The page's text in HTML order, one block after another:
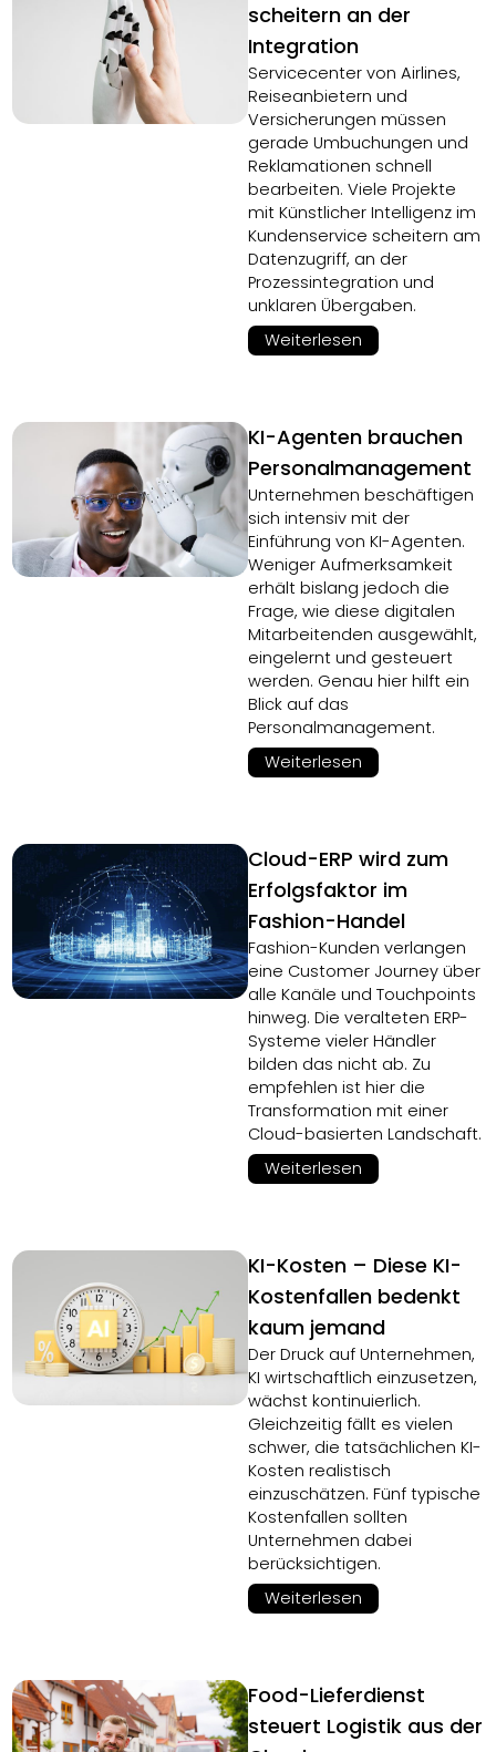
scheitern an der
Integration
Servicecenter von Airlines,
Reiseanbietern und
Versicherungen müssen
gerade Umbuchungen und
Reklamationen schnell
bearbeiten. Viele Projekte
mit Künstlicher Intelligenz im
Kundenservice scheitern am
Datenzugriff, an der
Prozessintegration und
unklaren Übergaben.
Weiterlesen
KI-Agenten brauchen
Personalmanagement
Unternehmen beschäftigen
sich intensiv mit der
Einführung von KI-Agenten.
Weniger Aufmerksamkeit
erhält bislang jedoch die
Frage, wie diese digitalen
Mitarbeitenden ausgewählt,
eingelernt und gesteuert
werden. Genau hier hilft ein
Blick auf das
Personalmanagement.
Weiterlesen
Cloud-ERP wird zum
Erfolgsfaktor im
Fashion-Handel
Fashion-Kunden verlangen
eine Customer Journey über
alle Kanäle und Touchpoints
hinweg. Die veralteten ERP-
Systeme vieler Händler
bilden das nicht ab. Zu
empfehlen ist hier die
Transformation mit einer
Cloud-basierten Landschaft.
Weiterlesen
KI-Kosten – Diese KI-
Kostenfallen bedenkt
kaum jemand
Der Druck auf Unternehmen,
KI wirtschaftlich einzusetzen,
wächst kontinuierlich.
Gleichzeitig fällt es vielen
schwer, die tatsächlichen KI-
Kosten realistisch
einzuschätzen. Fünf typische
Kostenfallen sollten
Unternehmen dabei
berücksichtigen.
Weiterlesen
Food-Lieferdienst
steuert Logistik aus der